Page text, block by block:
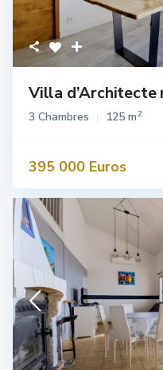
Villa d’Architecte
3 Chambres 125 m2
395 000 Euros